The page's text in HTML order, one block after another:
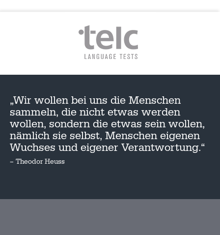
„Wir wollen bei uns die Menschen
sammeln, die nicht etwas werden
wollen, sondern die etwas sein wollen,
nämlich sie selbst, Menschen eigenen
Wuchses und eigener Verantwortung.“
– Theodor Heuss